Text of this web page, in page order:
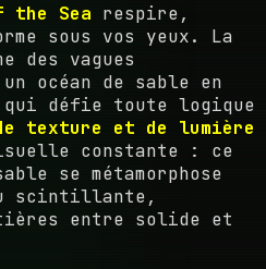
the Sea respire,
sous vos yeux. La
des vagues
océan de sable en
qui défie toute logique
texture et de lumière
constante : ce
se métamorphose
scintillante,
entre solide et